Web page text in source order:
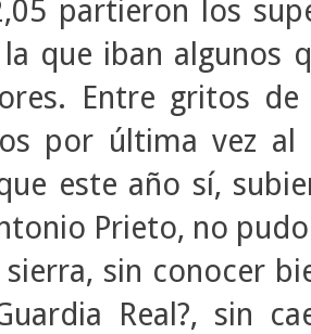
partieron los
que iban algunos
Entre gritos
por última vez
este año sí,
Prieto, no
sin conocer
Real?, sin